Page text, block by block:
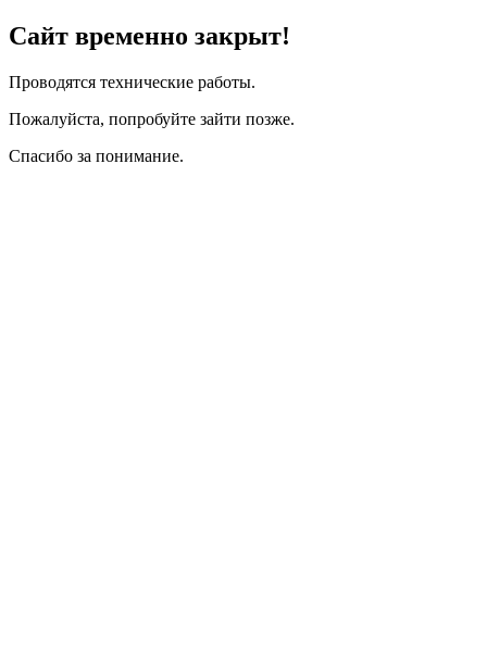
Сайт временно закрыт!
Проводятся технические работы.
Пожалуйста, попробуйте зайти позже.
Спасибо за понимание.